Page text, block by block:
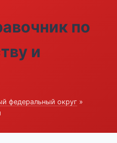
по
и
федеральный округ »